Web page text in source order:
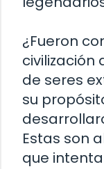
¿Fueron
civilización
de seres
su
Estas son
que